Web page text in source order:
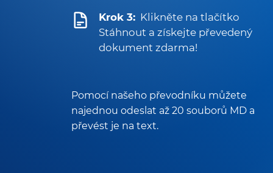
Krok 3: Klikněte na tlačítko
Stáhnout a získejte převedený
dokument zdarma!
Pomocí našeho převodníku můžete
najednou odeslat až 20 souborů MD a
převést je na text.